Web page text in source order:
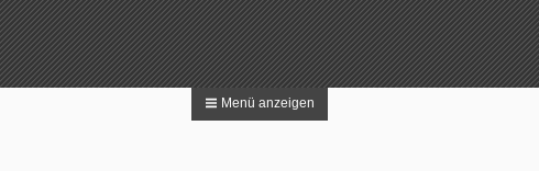
Menü anzeigen